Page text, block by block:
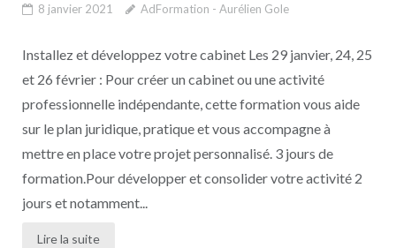
8 janvier 2021 AdFormation - Aurélien Gole
Installez et développez votre cabinet Les 29 janvier, 24, 25
et 26 février : Pour créer un cabinet ou une activité
professionnelle indépendante, cette formation vous aide
sur le plan juridique, pratique et vous accompagne à
mettre en place votre projet personnalisé. 3 jours de
formation.Pour développer et consolider votre activité 2
jours et notamment...
Lire la suite